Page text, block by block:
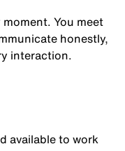
You meet
honestly,
interaction.
available to work